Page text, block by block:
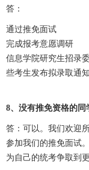
答：
通过推免面试
完成报考意愿调研
信息学院研究生招录
些考生发布拟录取通知
8、没有推免资格的同
答：可以。我们欢迎
参加我们的推免面试
为自己的统考争取到